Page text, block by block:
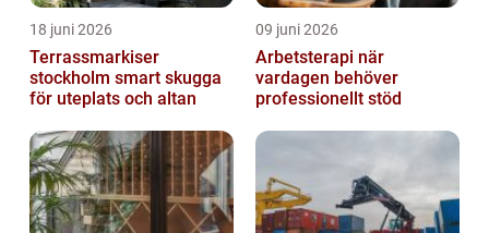
18 juni 2026
Terrassmarkiser
stockholm smart skugga
för uteplats och altan
09 juni 2026
Arbetsterapi när
vardagen behöver
professionellt stöd